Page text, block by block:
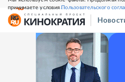
принимаете условияПользовательского
СВЕЖИЙ НОМЕР